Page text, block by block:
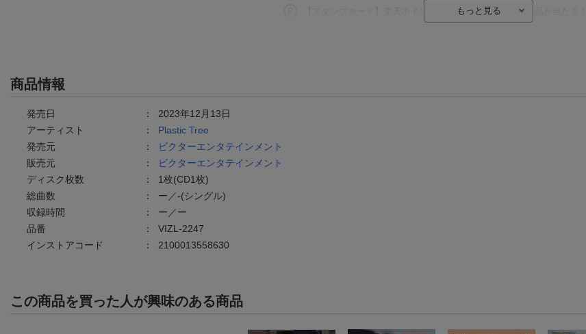
【スタンプカード】楽天ポイントもらえる＆抽選で豪華景品が当たる！
商品情報
発売日 ： 2023年12月13日
アーティスト
： Plastic Tree
発売元
：
ビクターエンタテインメント
販売元
：
ビクターエンタテインメント
ディスク枚数
： 1枚(CD1枚)
総曲数
： ー／-(シングル)
収録時間
： ー／ー
品番
： VIZL-2247
インストアコード
： 2100013558630
この商品を買った人が興味のある商品